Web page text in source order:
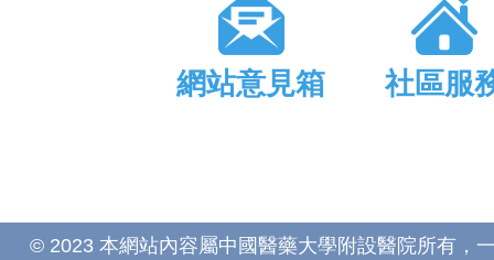
網站意見箱 社區服
© 2023 本網站內容屬中國醫藥大學附設醫院所有，